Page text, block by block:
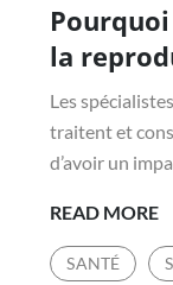
on
la
Les
traitent et
d’avoir un
READ MORE
SANTÉ